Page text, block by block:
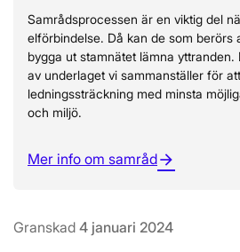
Samrådsprocessen är en viktig del
elförbindelse. Då kan de som berörs
bygga ut stamnätet lämna
av underlaget vi sammanställer för
ledningssträckning med minsta
och miljö.
Mer info om samrådarrow_forward
Granskad 4 januari 2024